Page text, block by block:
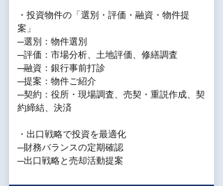
・投資物件の「選別・評価・融資・物件提
案」
─選別：物件選別
─評価：市場分析、土地評価、修繕調査
─融資：銀行事前打診
─提案：物件ご紹介
─契約：役所・現場調査、売契・重説作成、契
約締結、決済
・出口戦略で投資を最適化
─財務バランスの定期確認
─出口戦略と売却活動提案